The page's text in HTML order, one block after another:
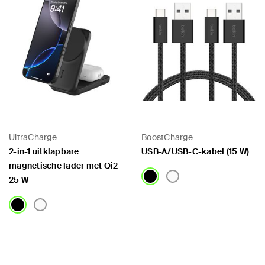
UltraCharge
2-in-1 uitklapbare
magnetische lader met Qi2
25 W
BoostCharge
USB-A/USB-C-kabel (15 W)